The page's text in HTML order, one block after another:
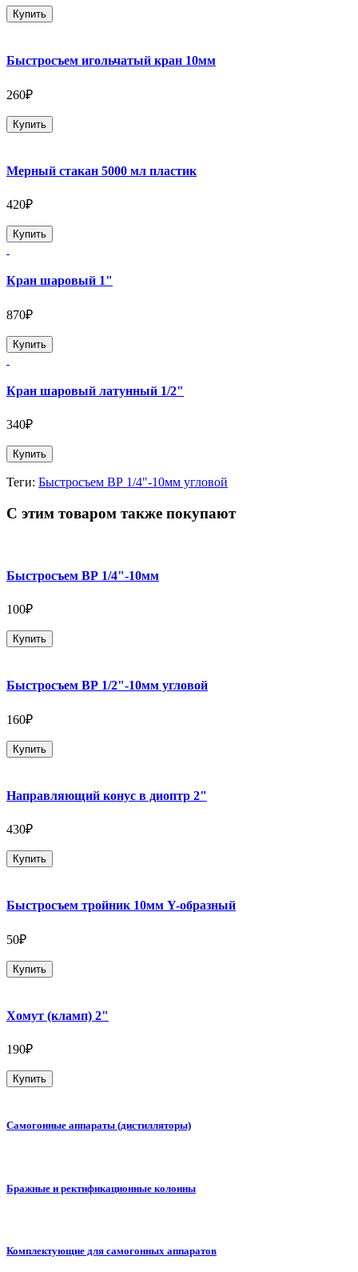
Купить
Быстросъем игольчатый кран 10мм
260₽
Купить
Мерный стакан 5000 мл пластик
420₽
Купить
Кран шаровый 1"
870₽
Купить
Кран шаровый латунный 1/2"
340₽
Купить
Теги: Быстросъем ВР 1/4"-10мм угловой
С этим товаром также покупают
Быстросъем ВР 1/4"-10мм
100₽
Купить
Быстросъем ВР 1/2"-10мм угловой
160₽
Купить
Направляющий конус в диоптр 2"
430₽
Купить
Быстросъем тройник 10мм Y-образный
50₽
Купить
Хомут (кламп) 2"
190₽
Купить
Самогонные аппараты (дистилляторы)
Бражные и ректификационные колонны
Комплектующие для самогонных аппаратов